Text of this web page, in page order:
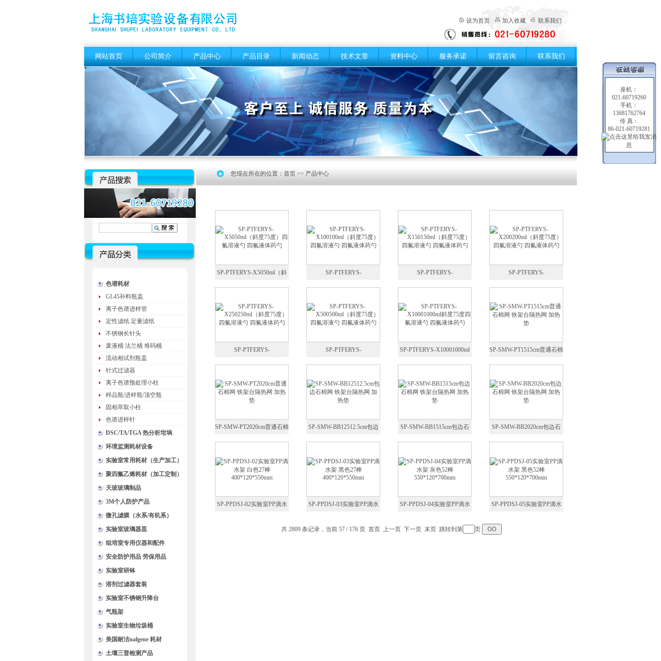
设为首页 加入收藏 联系我们
网站首页 公司简介 产品中心 产品目录 新闻动态 技术文章 资料中心 服务承诺 留言咨询 联系我们
色谱耗材
GL45补料瓶盖
离子色谱进样管
定性滤纸 定量滤纸
不锈钢长针头
废液桶 法兰桶 堆码桶
流动相试剂瓶盖
针式过滤器
离子色谱预处理小柱
样品瓶/进样瓶/顶空瓶
固相萃取小柱
色谱进样针
DSC/TA/TGA 热分析坩埚
环境监测耗材设备
实验室常用耗材（生产加工）
聚四氟乙烯耗材（加工定制）
天玻玻璃制品
3M个人防护产品
微孔滤膜（水系/有机系）
实验室玻璃器皿
组培室专用仪器和配件
安全防护用品 劳保用品
实验室研钵
溶剂过滤器套装
实验室不锈钢升降台
气瓶架
实验室生物垃圾桶
美国耐洁nalgene 耗材
土壤三普检测产品
您现在所在的位置： 首页 >> 产品中心
SP-PTFERYS-X5050ml（斜
度75度）四氟溶液勺 四氟液
SP-PTFERYS-
X100100ml（斜度75度）四
氟溶液勺 四氟液体药勺
SP-PTFERYS-
X150150ml（斜度75度）四
氟溶液勺 四氟液体药勺
SP-PTFERYS-
X200200ml（斜度75度）四
氟溶液勺 四氟液体药勺
SP-PTFERYS-
X250250ml（斜度75度）四
氟溶液勺 四氟液体药勺
SP-PTFERYS-
X500500ml（斜度75度）四
氟溶液勺 四氟液体药勺
SP-PTFERYS-X10001000ml
斜度75度四氟溶液勺 四氟液
SP-SMW-PT1515cm普通石棉
网 铁架台隔热网 加热垫
SP-SMW-PT2020cm普通石棉
网 铁架台隔热网 加热垫
SP-SMW-BB12512.5cm包边
石棉网 铁架台隔热网 加热垫
SP-SMW-BB1515cm包边石
棉网 铁架台隔热网 加热垫
SP-SMW-BB2020cm包边石
棉网 铁架台隔热网 加热垫
SP-PPDSJ-02实验室PP滴水 SP-PPDSJ-03实验室PP滴水 SP-PPDSJ-04实验室PP滴水 SP-PPDSJ-05实验室PP滴水
共 2809 条记录，当前 57 / 176 页 首页 上一页 下一页 末页 跳转到第 页
座机：
021-60719260
手机：
13681762764
传 真：
86-021-60719281